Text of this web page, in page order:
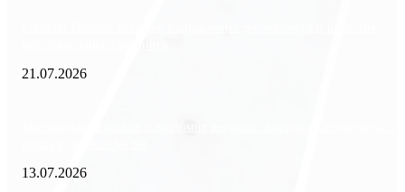
21.07.2026
13.07.2026